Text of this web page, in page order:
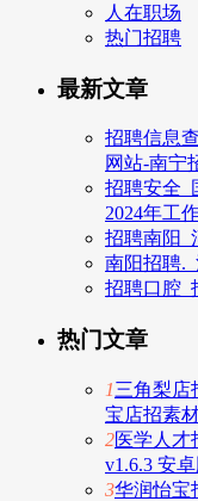
人在职场
热门招聘
最新文章
招聘信息
网站-南宁
招聘安全_
2024年工
招聘南阳_
南阳招聘
招聘口腔_
热门文章
1三角梨店
宝店招素
2医学人才
v1.6.3 安
3华润怡宝